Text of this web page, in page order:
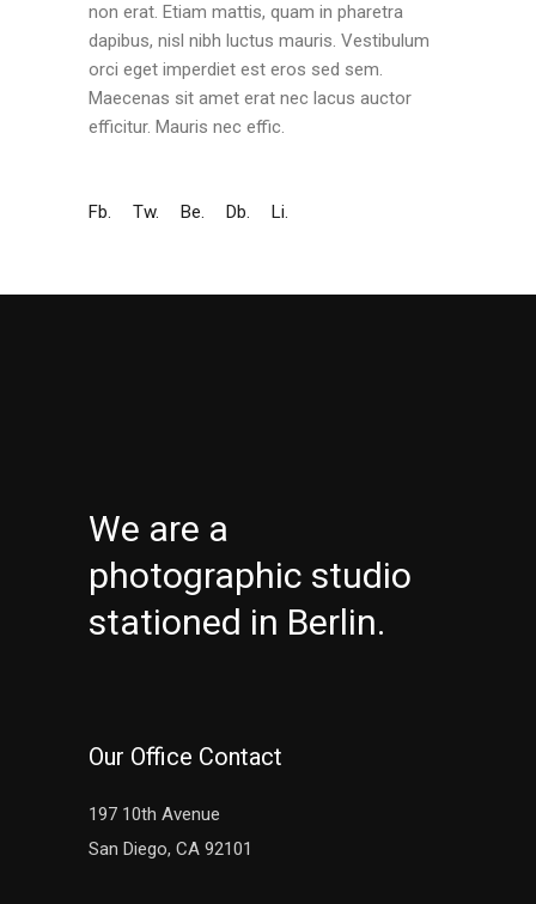
non erat. Etiam mattis, quam in pharetra
dapibus, nisl nibh luctus mauris. Vestibulum
orci eget imperdiet est eros sed sem.
Maecenas sit amet erat nec lacus auctor
efficitur. Mauris nec effic.
Fb. Tw. Be. Db. Li.
We are a
photographic studio
stationed in Berlin.
Our Office Contact
197 10th Avenue
San Diego, CA 92101